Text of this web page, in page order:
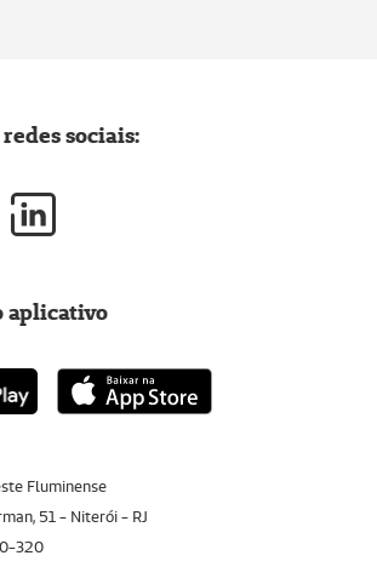
Fluminense
51 - Niterói - RJ
320
sociais:
aplicativo